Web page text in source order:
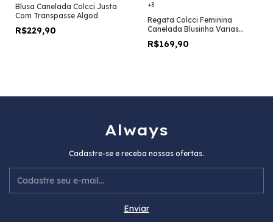
Blusa Canelada Colcci Justa
Com Transpasse Algod
R$229,90
+3
Regata Colcci Feminina
Canelada Blusinha Varias
Cores Original
R$169,90
Always
Cadastre-se e receba nossas ofertas.